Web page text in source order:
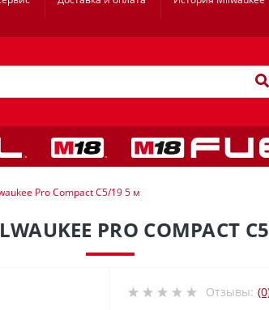
Pro Compact C5/19 5 м
PRO COMPACT
Отзывы: